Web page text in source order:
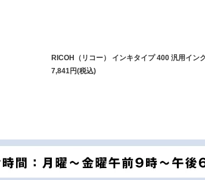
RICOH（リコー） インキタイプ 400 汎用イン
7,841円(税込)